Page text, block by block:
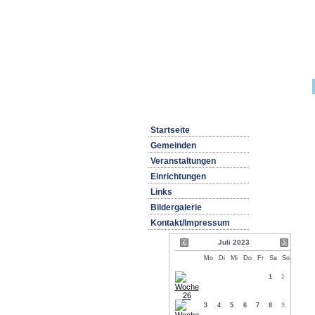
Startseite
Gemeinden
Veranstaltungen
Einrichtungen
Links
Bildergalerie
Kontakt/Impressum
Juli 2023
Mo Di Mi Do Fr Sa So
1 2
3 4 5 6 7 8 9